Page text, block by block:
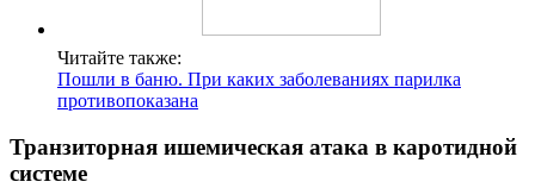
Читайте также:
Пошли в баню. При каких заболеваниях парилка
противопоказана
Транзиторная ишемическая атака в каротидной
системе